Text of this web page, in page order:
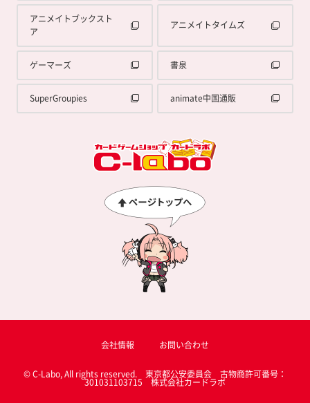
アニメイトブックスト
ア
アニメイトタイムズ
ゲーマーズ 書泉
SuperGroupies animate中国通販
会社情報 お問い合わせ
© C-Labo, All rights reserved. 東京都公安委員会 古物商許可番号：
301031103715 株式会社カードラボ